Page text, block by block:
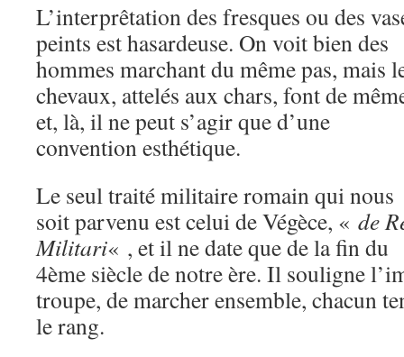
L’interprêtation des fresques ou des
peints est hasardeuse. On voit bien des
hommes marchant du même pas, mais
chevaux, attelés aux chars, font de
et, là, il ne peut s’agir que d’une
convention esthétique.
Le seul traité militaire romain qui nous
soit parvenu est celui de Végèce, « de
Militari« , et il ne date que de la fin du
4ème siècle de notre ère. Il souligne
troupe, de marcher ensemble, chacun
le rang.